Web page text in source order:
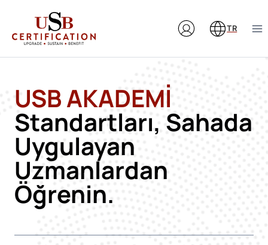
content
TR
USB AKADEMİ
Standartları, Sahada
Uygulayan
Uzmanlardan
Öğrenin.